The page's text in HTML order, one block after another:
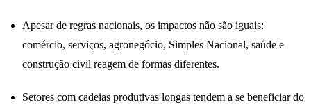
Apesar de regras nacionais, os impactos não são iguais:
comércio, serviços, agronegócio, Simples Nacional, saúde e
construção civil reagem de formas diferentes.
Setores com cadeias produtivas longas tendem a se beneficiar do